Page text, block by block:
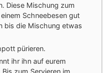
Diese Mischung zum
Schneebesen gut
bis die Mischung etwas
pürieren.
ihr ihn auf eurem
zum Servieren im